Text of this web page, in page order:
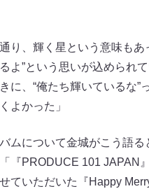
通り、輝く星という意味もあ
よ”という思いが込められ
に、“俺たち輝いているな”
よかった」
ムについて金城がこう語る
『PRODUCE 101 JAPAN
ていただいた『Happy